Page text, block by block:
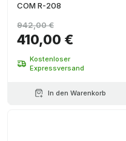
COM R-208
410,00 €
942,00 €
Kostenloser
Expressversand
In den Warenkorb